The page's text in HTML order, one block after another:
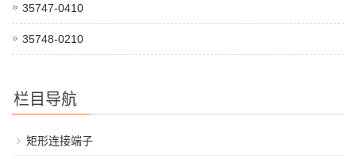
35747-0410
35748-0210
栏目导航
矩形连接端子